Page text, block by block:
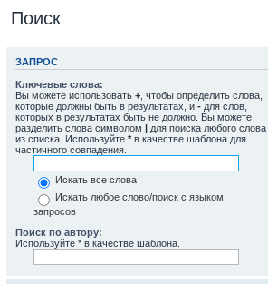
Поиск
ЗАПРОС
Ключевые слова:
Вы можете использовать + , чтобы определить слова,
которые должны быть в результатах, и - для слов,
которых в результатах быть не должно. Вы можете
разделить слова символом | для поиска любого слова
из списка. Используйте * в качестве шаблона для
частичного совпадения.
Искать все слова
Искать любое слово/поиск с языком
запросов
Поиск по автору:
Используйте * в качестве шаблона.